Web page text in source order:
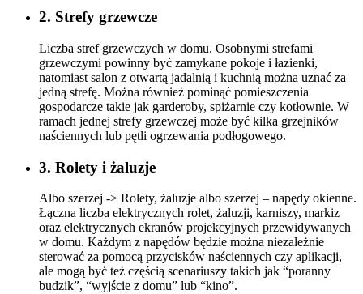
2. Strefy grzewcze
Liczba stref grzewczych w domu. Osobnymi strefami
grzewczymi powinny być zamykane pokoje i łazienki,
natomiast salon z otwartą jadalnią i kuchnią można uznać za
jedną strefę. Można również pominąć pomieszczenia
gospodarcze takie jak garderoby, spiżarnie czy kotłownie. W
ramach jednej strefy grzewczej może być kilka grzejników
naściennych lub pętli ogrzewania podłogowego.
3. Rolety i żaluzje
Albo szerzej -> Rolety, żaluzje albo szerzej – napędy okienne.
Łączna liczba elektrycznych rolet, żaluzji, karniszy, markiz
oraz elektrycznych ekranów projekcyjnych przewidywanych
w domu. Każdym z napędów będzie można niezależnie
sterować za pomocą przycisków naściennych czy aplikacji,
ale mogą być też częścią scenariuszy takich jak “poranny
budzik”, “wyjście z domu” lub “kino”.